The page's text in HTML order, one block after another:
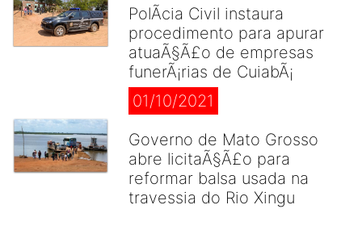
PolÃ­cia Civil instaura
procedimento para apurar
atuaÃ§Ã£o de empresas
funerÃ¡rias de CuiabÃ¡
01/10/2021
Governo de Mato Grosso
abre licitaÃ§Ã£o para
reformar balsa usada na
travessia do Rio Xingu